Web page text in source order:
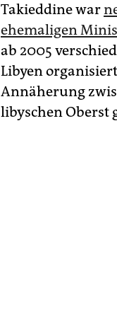
Takieddine war
ehemaligen
ab 2005
Libyen
Annäherung
libyschen Oberst